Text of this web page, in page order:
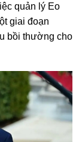
quản lý Eo
giai đoạn
bồi thường cho